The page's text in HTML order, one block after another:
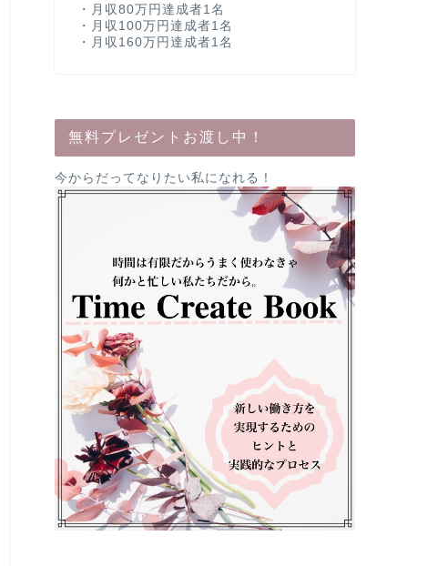
・月収80万円達成者1名
・月収100万円達成者1名
・月収160万円達成者1名
無料プレゼントお渡し中！
今からだってなりたい私になれる！